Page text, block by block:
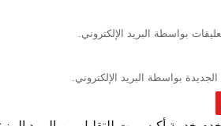
بواسطة البريد الإلكتروني.
بواسطة البريد الإلكتروني.